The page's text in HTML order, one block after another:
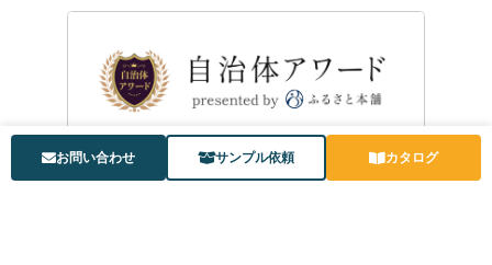
お問い合わせ サンプル依頼 カタログ